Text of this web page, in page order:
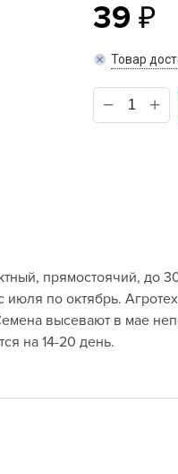
39
Товар
прямостоячий, до
по октябрь.
высевают в мае
на 14-20 день.